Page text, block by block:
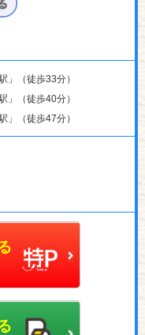
」（徒歩33分）
」（徒歩40分）
」（徒歩47分）